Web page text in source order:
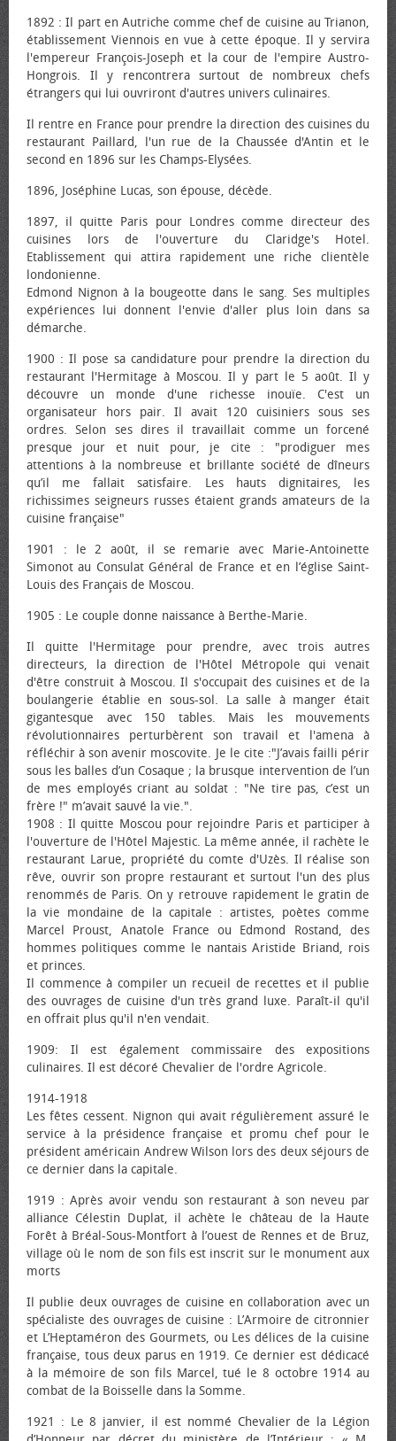
1892 : Il part en Autriche comme chef de cuisine au Trianon,
établissement Viennois en vue à cette époque. Il y servira
l'empereur François-Joseph et la cour de l'empire Austro-
Hongrois. Il y rencontrera surtout de nombreux chefs
étrangers qui lui ouvriront d'autres univers culinaires.
Il rentre en France pour prendre la direction des cuisines du
restaurant Paillard, l'un rue de la Chaussée d'Antin et le
second en 1896 sur les Champs-Elysées.
1896, Joséphine Lucas, son épouse, décède.
1897, il quitte Paris pour Londres comme directeur des
cuisines lors de l'ouverture du Claridge's Hotel.
Etablissement qui attira rapidement une riche clientèle
londonienne.
Edmond Nignon à la bougeotte dans le sang. Ses multiples
expériences lui donnent l'envie d'aller plus loin dans sa
démarche.
1900 : Il pose sa candidature pour prendre la direction du
restaurant l'Hermitage à Moscou. Il y part le 5 août. Il y
découvre un monde d'une richesse inouïe. C'est un
organisateur hors pair. Il avait 120 cuisiniers sous ses
ordres. Selon ses dires il travaillait comme un forcené
presque jour et nuit pour, je cite : "prodiguer mes
attentions à la nombreuse et brillante société de dîneurs
qu’il me fallait satisfaire. Les hauts dignitaires, les
richissimes seigneurs russes étaient grands amateurs de la
cuisine française"
1901 : le 2 août, il se remarie avec Marie-Antoinette
Simonot au Consulat Général de France et en l’église Saint-
Louis des Français de Moscou.
1905 : Le couple donne naissance à Berthe-Marie.
Il quitte l'Hermitage pour prendre, avec trois autres
directeurs, la direction de l'Hôtel Métropole qui venait
d'être construit à Moscou. Il s'occupait des cuisines et de la
boulangerie établie en sous-sol. La salle à manger était
gigantesque avec 150 tables. Mais les mouvements
révolutionnaires perturbèrent son travail et l'amena à
réfléchir à son avenir moscovite. Je le cite :"J’avais failli périr
sous les balles d’un Cosaque ; la brusque intervention de l’un
de mes employés criant au soldat : "Ne tire pas, c’est un
frère !" m’avait sauvé la vie.".
1908 : Il quitte Moscou pour rejoindre Paris et participer à
l'ouverture de l'Hôtel Majestic. La même année, il rachète le
restaurant Larue, propriété du comte d'Uzès. Il réalise son
rêve, ouvrir son propre restaurant et surtout l'un des plus
renommés de Paris. On y retrouve rapidement le gratin de
la vie mondaine de la capitale : artistes, poètes comme
Marcel Proust, Anatole France ou Edmond Rostand, des
hommes politiques comme le nantais Aristide Briand, rois
et princes.
Il commence à compiler un recueil de recettes et il publie
des ouvrages de cuisine d'un très grand luxe. Paraît-il qu'il
en offrait plus qu'il n'en vendait.
1909: Il est également commissaire des expositions
culinaires. Il est décoré Chevalier de l'ordre Agricole.
1914-1918
Les fêtes cessent. Nignon qui avait régulièrement assuré le
service à la présidence française et promu chef pour le
président américain Andrew Wilson lors des deux séjours de
ce dernier dans la capitale.
1919 : Après avoir vendu son restaurant à son neveu par
alliance Célestin Duplat, il achète le château de la Haute
Forêt à Bréal-Sous-Montfort à l’ouest de Rennes et de Bruz,
village où le nom de son fils est inscrit sur le monument aux
morts
Il publie deux ouvrages de cuisine en collaboration avec un
spécialiste des ouvrages de cuisine : L’Armoire de citronnier
et L’Heptaméron des Gourmets, ou Les délices de la cuisine
française, tous deux parus en 1919. Ce dernier est dédicacé
à la mémoire de son fils Marcel, tué le 8 octobre 1914 au
combat de la Boisselle dans la Somme.
1921 : Le 8 janvier, il est nommé Chevalier de la Légion